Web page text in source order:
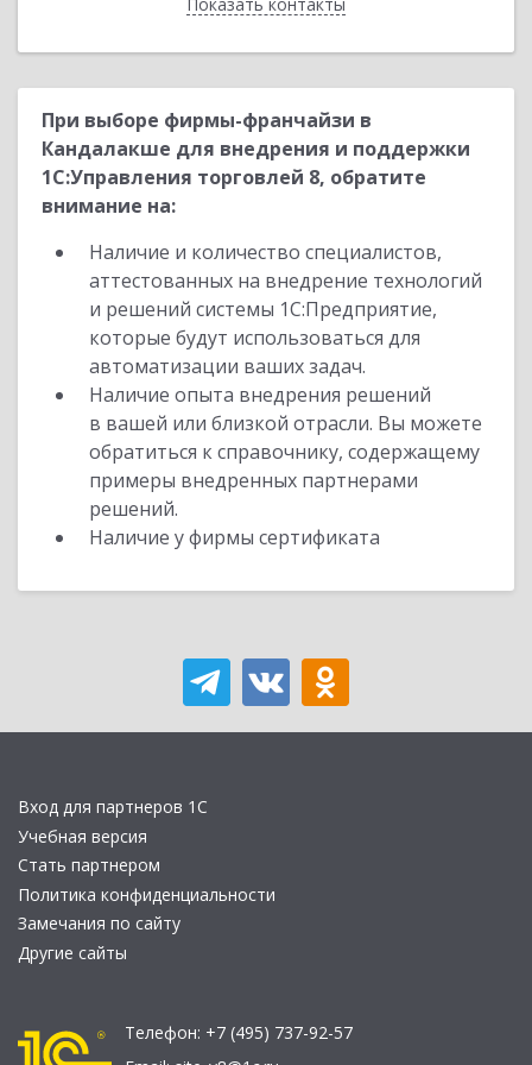
При выборе фирмы-франчайзи в
Кандалакше для внедрения и поддержки
1С:Управления торговлей 8, обратите
внимание на:
Наличие и количество специалистов,
аттестованных на внедрение технологий
и решений системы 1С:Предприятие,
которые будут использоваться для
автоматизации ваших задач.
Наличие опыта внедрения решений
в вашей или близкой отрасли. Вы можете
обратиться к справочнику, содержащему
примеры внедренных партнерами
решений.
Наличие у фирмы сертификата
Вход для партнеров 1С
Учебная версия
Стать партнером
Политика конфиденциальности
Замечания по сайту
Другие сайты
Телефон: +7 (495) 737-92-57